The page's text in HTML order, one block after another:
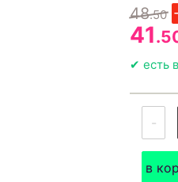
48.50
41
✔ есть
-
в